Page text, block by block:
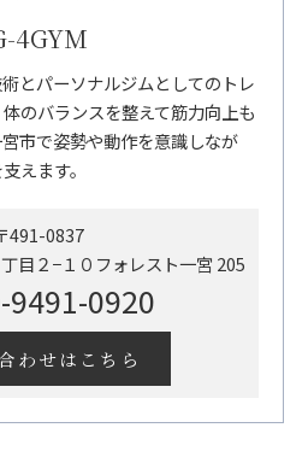
4GYM
とパーソナルジムとしてのトレ
のバランスを整えて筋力向上も
市で姿勢や動作を意識しなが
えます。
491-0837
目２−１０フォレスト一宮 205
9491-0920
わせはこちら